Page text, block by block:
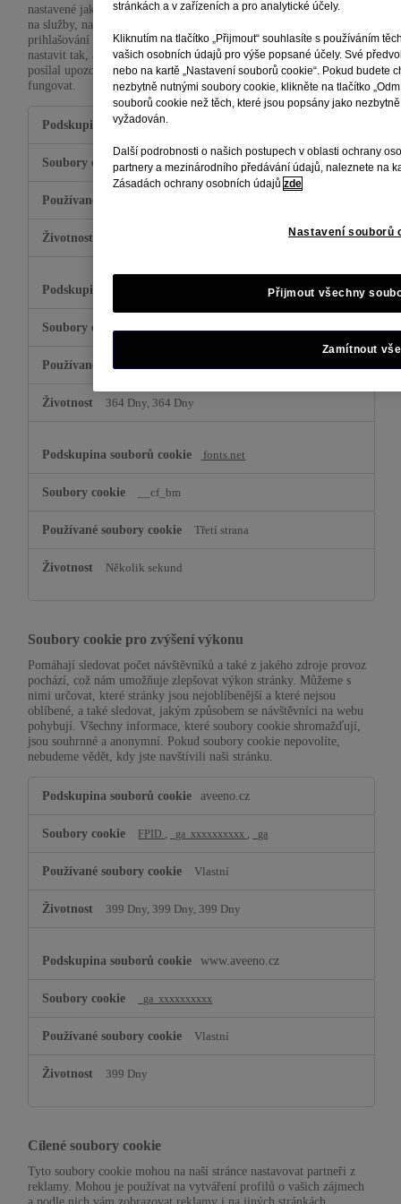
nastavené jako odezva na akce, které jste provedli, coby požadavek
na služby, např. nastavení preferencí ochrany soukromí,
prihlašování nebo vyplňování formulářů. Váš prohlížeč můžete
nastavit tak, aby blokoval tyto soubory cookie nebo Vám o nich
posílal upozornění, ale některé části webu potom nebudou
fungovat.
nezbytné
cookie
OptanonConsent,OptanonAlertBoxClosed
OptanonAlertBoxClosed,OptanonConsent
Vlastní
364 Dny, 364 Dny
fonts.net
__cf_bm
Třetí strana
Několik sekund
Soubory cookie pro zvýšení výkonu
Pomáhají sledovat počet návštěvníků a také z jakého zdroje provoz
pochází, což nám umožňuje zlepšovat výkon stránky. Můžeme s
nimi určovat, které stránky jsou nejoblíbenější a které nejsou
oblíbené, a také sledovat, jakým způsobem se návštěvníci na webu
pohybují. Všechny informace, které soubory cookie shromažďují,
jsou souhrnné a anonymní. Pokud soubory cookie nepovolíte,
nebudeme vědět, kdy jste navštívili naši stránku.
cookie
zvýšení
aveeno.cz
FPID , _ga_xxxxxxxxxx , _ga
Vlastní
399 Dny, 399 Dny, 399 Dny
www.aveeno.cz
_ga_xxxxxxxxxx
Vlastní
399 Dny
Cílené soubory cookie
Tyto soubory cookie mohou na naší stránce nastavovat partneři z
reklamy. Mohou je používat na vytváření profilů o vašich zájmech
stránkách a v zařízeních a pro analytické účely.
Kliknutím na tlačítko „Přijmout“ souhlasíte s používáním
vašich osobních údajů pro výše popsané účely. Své
nebo na kartě „Nastavení souborů cookie“. Pokud budete
nezbytně nutnými soubory cookie, klikněte na tlačítko
souborů cookie než těch, které jsou popsány jako
vyžadován.
Další podrobnosti o našich postupech v oblasti ochrany
partnery a mezinárodního předávání údajů, naleznete na
Zásadách ochrany osobních údajů zde
Nastavení souborů
Zamítnout vše
Přijmout všechny